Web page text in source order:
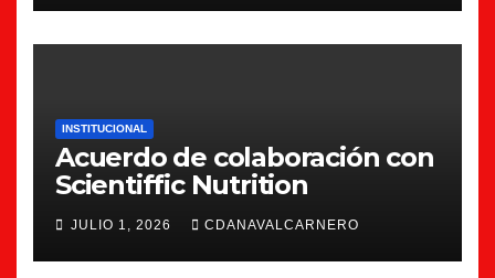
INSTITUCIONAL
Acuerdo de colaboración con
Scientiffic Nutrition
JULIO 1, 2026 CDANAVALCARNERO